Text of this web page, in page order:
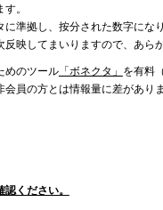
。
準拠し、按分された数字になり
映してまいりますので、あら
めのツール「ボネクタ」 を有料
員の方とは情報量に差がありま
ください。